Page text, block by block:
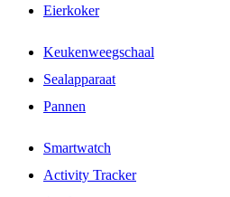
Eierkoker
Keukenweegschaal
Sealapparaat
Pannen
Smartwatch
Activity Tracker